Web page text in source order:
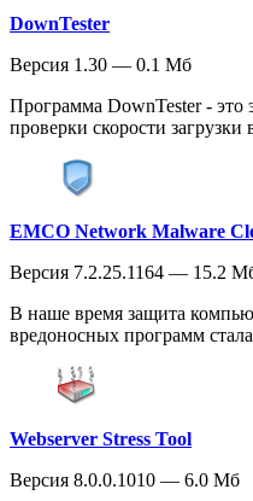
DownTester
Версия 1.30 — 0.1 Мб
Программа DownTester -
проверки скорости загрузки
EMCO Network Malware
Версия 7.2.25.1164 — 15.2
В наше время защита
вредоносных программ
Webserver Stress Tool
Версия 8.0.0.1010 — 6.0 Мб